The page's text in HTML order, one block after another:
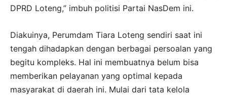
DPRD Loteng,” imbuh politisi Partai NasDem ini.
Diakuinya, Perumdam Tiara Loteng sendiri saat ini
tengah dihadapkan dengan berbagai persoalan yang
begitu kompleks. Hal ini membuatnya belum bisa
memberikan pelayanan yang optimal kepada
masyarakat di daerah ini. Mulai dari tata kelola